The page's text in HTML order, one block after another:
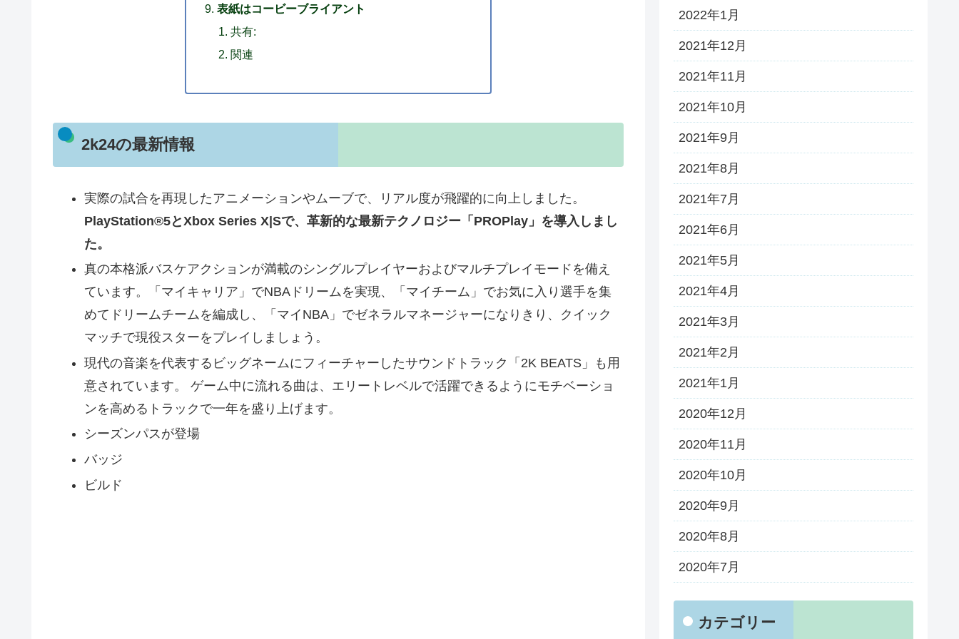
表紙はコービーブライアント
共有:
関連
2k24の最新情報
実際の試合を再現したアニメーションやムーブで、リアル度が飛躍的に向上しました。
PlayStation®5とXbox Series X|Sで、革新的な最新テクノロジー「PROPlay」を導入しまし
た。
真の本格派バスケアクションが満載のシングルプレイヤーおよびマルチプレイモードを備え
ています。「マイキャリア」でNBAドリームを実現、「マイチーム」でお気に入り選手を集
めてドリームチームを編成し、「マイNBA」でゼネラルマネージャーになりきり、クイック
マッチで現役スターをプレイしましょう。
現代の音楽を代表するビッグネームにフィーチャーしたサウンドトラック「2K BEATS」も用
意されています。 ゲーム中に流れる曲は、エリートレベルで活躍できるようにモチベーショ
ンを高めるトラックで一年を盛り上げます。
シーズンパスが登場
バッジ
ビルド
2022年1月
2021年12月
2021年11月
2021年10月
2021年9月
2021年8月
2021年7月
2021年6月
2021年5月
2021年4月
2021年3月
2021年2月
2021年1月
2020年12月
2020年11月
2020年10月
2020年9月
2020年8月
2020年7月
カテゴリー